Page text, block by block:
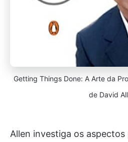
Getting Things Done: A Arte da
de David
Allen investiga os